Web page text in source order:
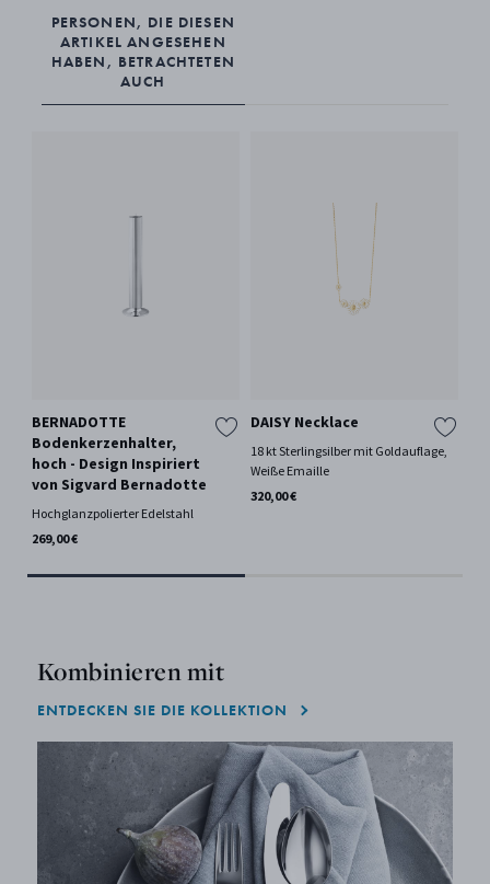
PERSONEN, DIE DIESEN
ARTIKEL ANGESEHEN
HABEN, BETRACHTETEN
AUCH
BERNADOTTE
Bodenkerzenhalter,
hoch - Design Inspiriert
von Sigvard Bernadotte
Hochglanzpolierter Edelstahl
269,00 €
DAISY Necklace
18 kt Sterlingsilber mit Goldauflage,
Weiße Emaille
320,00 €
Kombinieren mit
ENTDECKEN SIE DIE KOLLEKTION